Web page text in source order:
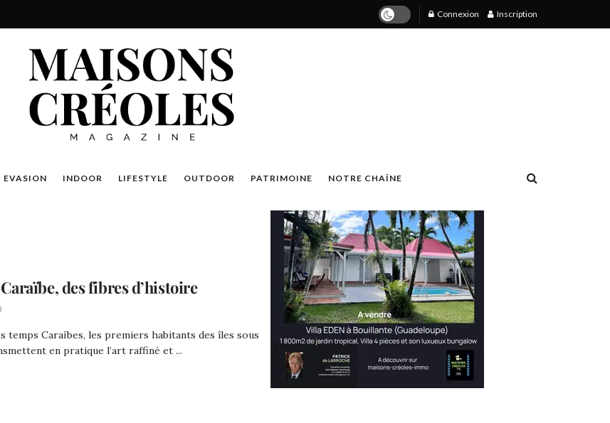
Connexion Inscription
EVASION INDOOR LIFESTYLE OUTDOOR PATRIMOINE NOTRE CHAÎNE
des fibres d’histoire
temps Caraïbes, les premiers habitants des îles sous
en pratique l’art raffiné et ...